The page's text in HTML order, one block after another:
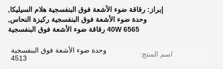
إبراز: رقاقة ضوء الأشعة فوق البنفسجية هلام السيليكا,
وحدة ضوء الأشعة فوق البنفسجية ركيزة النحاس,
6565 40W رقاقة ضوء الأشعة فوق البنفسجية
اسم المنتج:
وحدة ضوء الأشعة فوق البنفسجية
4513